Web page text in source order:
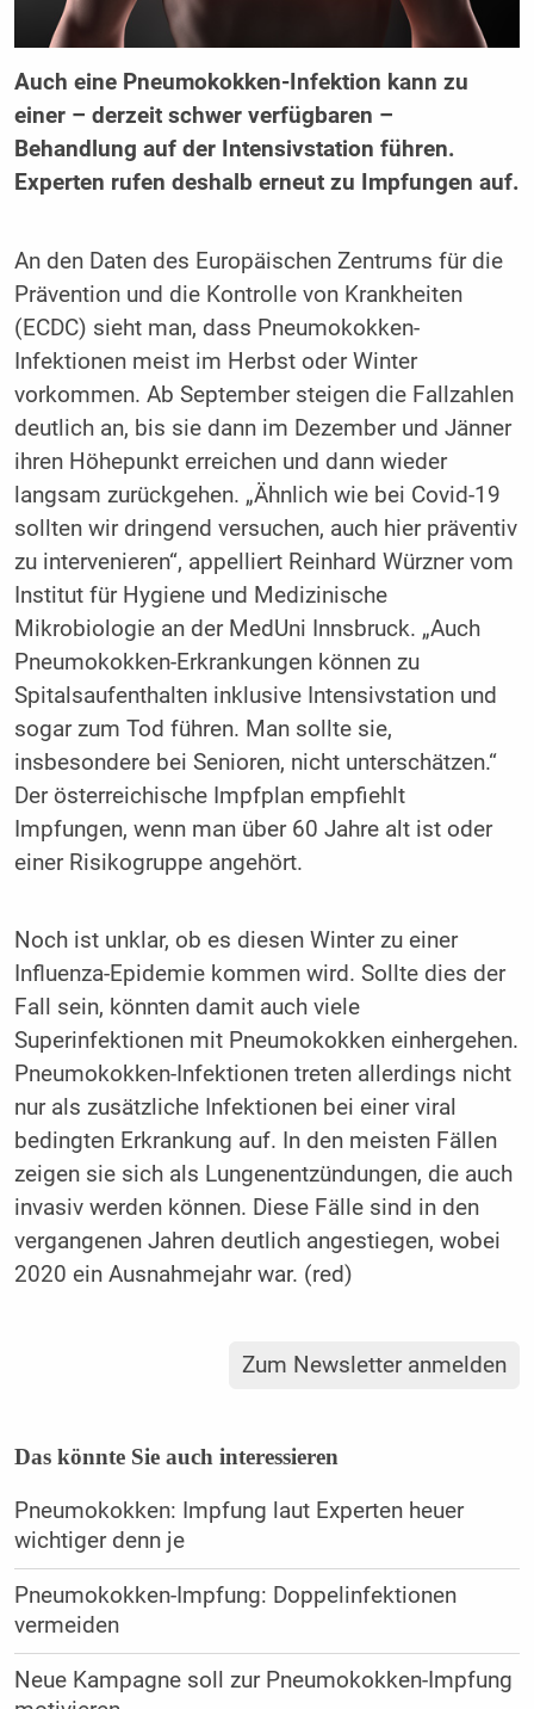
Auch eine Pneumokokken-Infektion kann zu
einer – derzeit schwer verfügbaren –
Behandlung auf der Intensivstation führen.
Experten rufen deshalb erneut zu Impfungen auf.
An den Daten des Europäischen Zentrums für die
Prävention und die Kontrolle von Krankheiten
(ECDC) sieht man, dass Pneumokokken-
Infektionen meist im Herbst oder Winter
vorkommen. Ab September steigen die Fallzahlen
deutlich an, bis sie dann im Dezember und Jänner
ihren Höhepunkt erreichen und dann wieder
langsam zurückgehen. „Ähnlich wie bei Covid-19
sollten wir dringend versuchen, auch hier präventiv
zu intervenieren“, appelliert Reinhard Würzner vom
Institut für Hygiene und Medizinische
Mikrobiologie an der MedUni Innsbruck. „Auch
Pneumokokken-Erkrankungen können zu
Spitalsaufenthalten inklusive Intensivstation und
sogar zum Tod führen. Man sollte sie,
insbesondere bei Senioren, nicht unterschätzen.“
Der österreichische Impfplan empfiehlt
Impfungen, wenn man über 60 Jahre alt ist oder
einer Risikogruppe angehört.
Noch ist unklar, ob es diesen Winter zu einer
Influenza-Epidemie kommen wird. Sollte dies der
Fall sein, könnten damit auch viele
Superinfektionen mit Pneumokokken einhergehen.
Pneumokokken-Infektionen treten allerdings nicht
nur als zusätzliche Infektionen bei einer viral
bedingten Erkrankung auf. In den meisten Fällen
zeigen sie sich als Lungenentzündungen, die auch
invasiv werden können. Diese Fälle sind in den
vergangenen Jahren deutlich angestiegen, wobei
2020 ein Ausnahmejahr war. (red)
Zum Newsletter anmelden
Das könnte Sie auch interessieren
Pneumokokken: Impfung laut Experten heuer
wichtiger denn je
Pneumokokken-Impfung: Doppelinfektionen
vermeiden
Neue Kampagne soll zur Pneumokokken-Impfung